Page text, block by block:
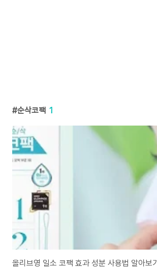
순삭코팩 1
올리브영 일소 코팩 효과 성분 사용법 알아보기